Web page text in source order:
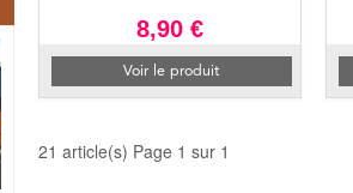
8,90 €
Voir le produit
21 article(s) Page 1 sur 1